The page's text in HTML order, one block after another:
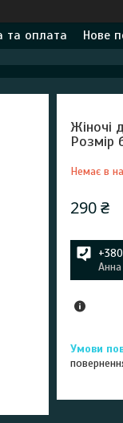
та оплата Нове
Жіночі
Розмір
Немає в
290 ₴